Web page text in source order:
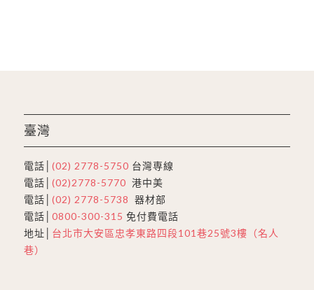
臺灣
電話│ (02) 2778-5750 台灣専線
電話│ (02)2778-5770 港中美
電話│ (02) 2778-5738 器材部
電話│ 0800-300-315 免付費電話
地址│ 台北市大安區忠孝東路四段101巷25號3樓（名人
巷）